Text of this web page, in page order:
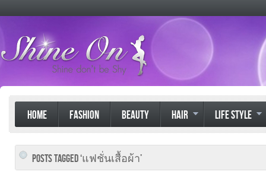
HOME FASHION BEAUTY HAIR LIFE STYLE
POSTS TAGGED ‘แฟชั่นเสื้อผ้า’